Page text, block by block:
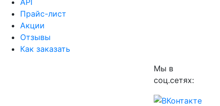
API
Прайс-лист
Акции
Отзывы
Как заказать
Мы в
соц.сетях: